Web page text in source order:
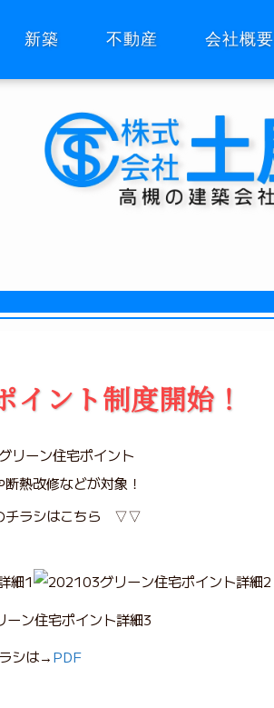
新築 不動産 会社概要
イント制度開始！
熱改修などが対象！
ラシはこちら ▽▽
シは→PDF